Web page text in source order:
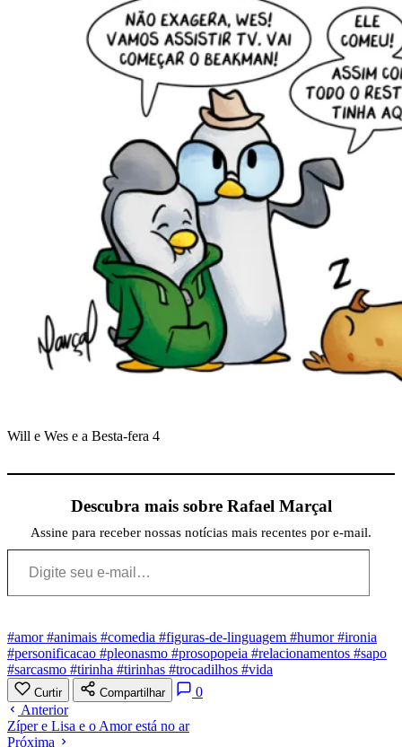
Will e Wes e a Besta-fera 4
Descubra mais sobre Rafael Marçal
Assine para receber nossas notícias mais recentes por e-mail.
Digite seu e-mail…
#amor#animais #comedia #figuras-de-linguagem #humor#ironia
#personificacao #pleonasmo #prosopopeia #relacionamentos #sapo
#sarcasmo #tirinha #tirinhas #trocadilhos #vida
Curtir Compartilhar
0
Anterior
Zíper e Lisa e o Amor está no ar
Próxima